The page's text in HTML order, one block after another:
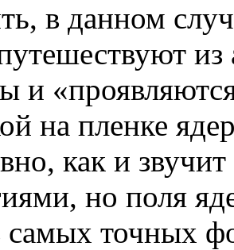
в данном
из
и
на пленке
как и
но поля
самых точных